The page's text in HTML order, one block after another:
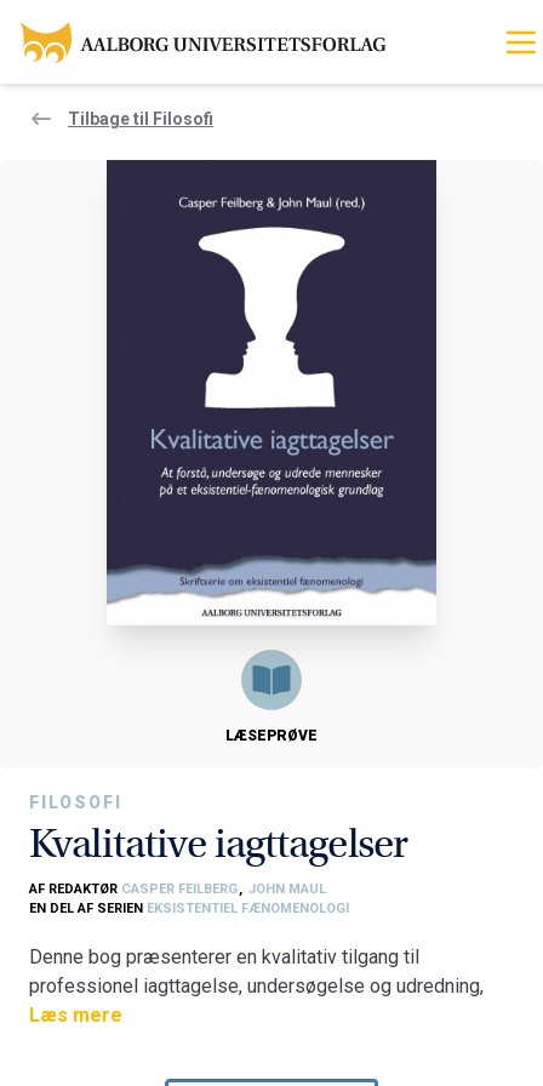
Tilbage til Filosofi
LÆSEPRØVE
FILOSOFI
Kvalitative iagttagelser
AF REDAKTØR CASPER FEILBERG, JOHN MAUL
EN DEL AF SERIEN EKSISTENTIEL FÆNOMENOLOGI
Denne bog præsenterer en kvalitativ tilgang til
professionel iagttagelse, undersøgelse og udredning,
som er afgørende for at opnå indgående forståelse af
og interventionen i det faglige samspil med elever,
Læs mere